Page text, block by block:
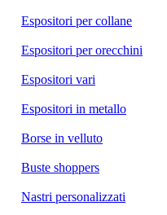
Espositori per collane
Espositori per orecchini
Espositori vari
Espositori in metallo
Borse in velluto
Buste shoppers
Nastri personalizzati